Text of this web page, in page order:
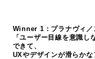
Winner 1：プラナヴィ／
「ユーザー目線を意識
できて、
UXやデザインが滑らかな